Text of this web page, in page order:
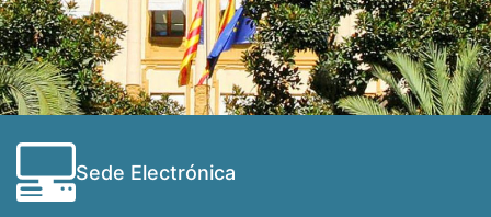
Sede Electrónica